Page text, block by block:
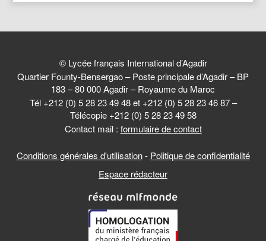
© Lycée français International d’Agadir
Quartier Founty-Bensergao – Poste principale d’Agadir – BP
183 – 80 000 Agadir – Royaume du Maroc
Tél +212 (0) 5 28 23 49 48 et +212 (0) 5 28 23 46 87 –
Télécopie +212 (0) 5 28 23 49 58
Contact mail : formulaire de contact
Conditions générales d'utilisation- Politique de confidentialité
Espace rédacteur